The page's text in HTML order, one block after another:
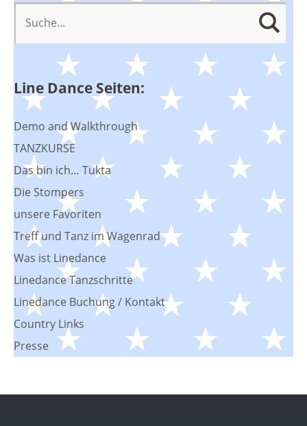
Line Dance Seiten:
Demo and Walkthrough
TANZKURSE
Das bin ich… Tukta
Die Stompers
unsere Favoriten
Treff und Tanz im Wagenrad
Was ist Linedance
Linedance Tanzschritte
Linedance Buchung / Kontakt
Country Links
Presse